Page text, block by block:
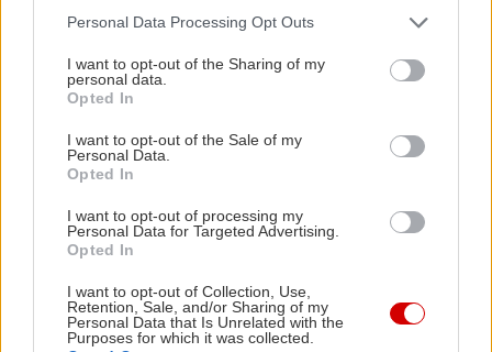
Please note that this website/app uses one or more Google
not limited to your visit or usage behaviour. You may click to
grant or deny consent to Google and its third-party tags to
use your data for below specified purposes in below Google
consent section.
Personal Data Processing Opt Outs
I want to opt-out of the Sharing of my
personal data.
Opted In
I want to opt-out of the Sale of my
Personal Data.
Opted In
I want to opt-out of processing my
Personal Data for Targeted Advertising.
Opted In
I want to opt-out of Collection, Use,
Retention, Sale, and/or Sharing of my
Personal Data that Is Unrelated with the
Purposes for which it was collected.
επιβλητικά αρχοντικά– σε γοητεύει (και) με
διαδρομές σε φόντο πράσινο, στα μονοπάτια και
τους δρόμους που συνδέουν μεταξύ τους τα
πανέμορφα χωριά της. Για να συμπληρωθεί το
πακέτο της… καλοκαιρινής πρόβας, έχει και
υπέροχες αμμουδιές για να λιαστείτε ή να
επιχειρήσετε τα πρώτα σας πλατσουρίσματα. Το
εισιτήριο έχει 19€ one way, με το τελευταίο
δρομολόγιο να αναχωρεί από τη Ραφήνα
Παρασκευές στις 17.30 και να επιστρέφει από την
Άνδρο Κυριακές στις 19.00.